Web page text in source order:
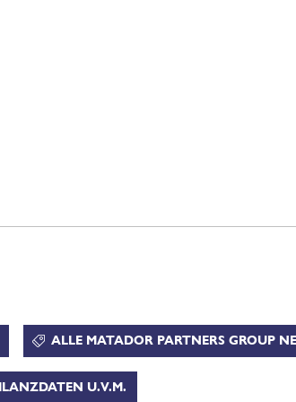
ALLE MATADOR PARTNERS GROUP
U.V.M.